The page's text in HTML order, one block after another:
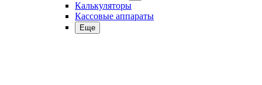
Калькуляторы
Кассовые аппараты
Еще